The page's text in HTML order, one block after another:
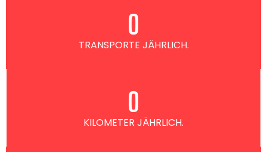
TRANSPORTE JÄHRLICH.
0
KILOMETER JÄHRLICH.
0